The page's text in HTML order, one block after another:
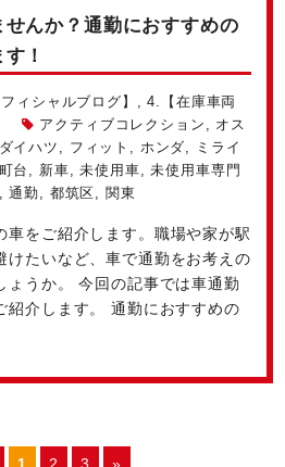
んか？通勤におすすめの
！
ィシャルブログ】 ,4.【在庫車両
アクティブコレクション
オス
ダイハツ フィット ホンダ
ミライ
台 新車 ,未使用車 ,未使用車専門
,通勤 都筑区 関東
車をご紹介します。職場や家が駅
けたいなど、車で通勤をお考えの
ょうか。 今回の記事では車通勤
紹介します。 通勤におすすめの
1 2 3 »